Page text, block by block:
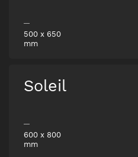
500 x 650
mm
Soleil
600 x 800
mm